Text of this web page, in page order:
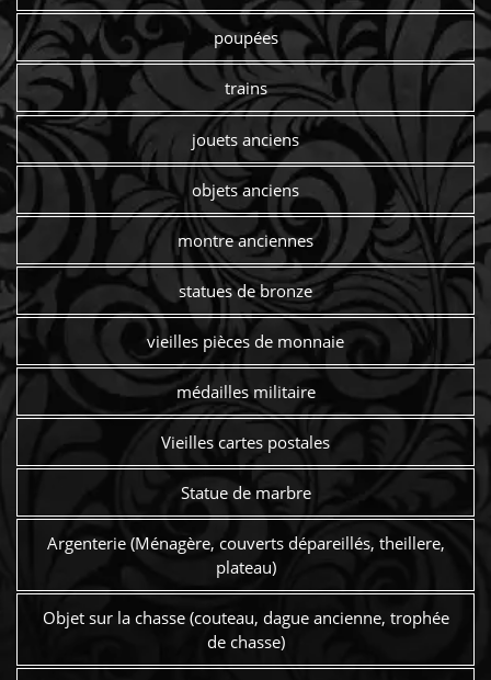
poupées
trains
jouets anciens
objets anciens
montre anciennes
statues de bronze
vieilles pièces de monnaie
médailles militaire
Vieilles cartes postales
Statue de marbre
Argenterie (Ménagère, couverts dépareillés, theillere,
plateau)
Objet sur la chasse (couteau, dague ancienne, trophée
de chasse)